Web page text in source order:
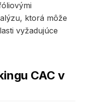
ktorá môže
vyžadujúce
CAC v